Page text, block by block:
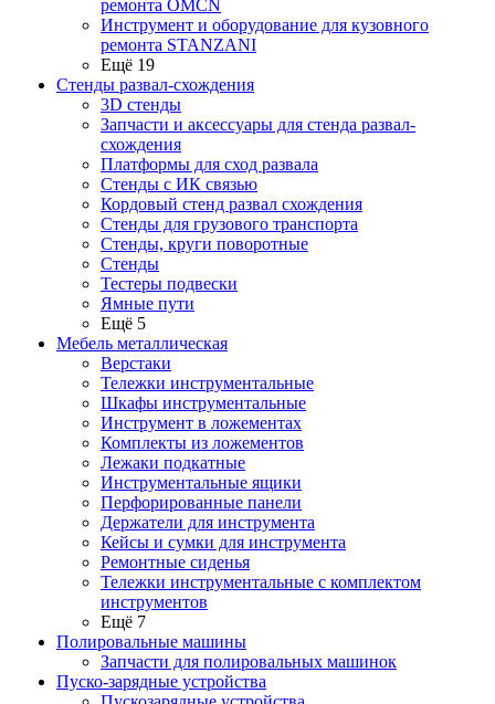
ремонта OMCN
Инструмент и оборудование для кузовного
ремонта STANZANI
Ещё 19
Стенды развал-схождения
3D стенды
Запчасти и аксессуары для стенда развал-
схождения
Платформы для сход развала
Стенды с ИК связью
Кордовый стенд развал схождения
Стенды для грузового транспорта
Стенды, круги поворотные
Стенды
Тестеры подвески
Ямные пути
Ещё 5
Мебель металлическая
Верстаки
Тележки инструментальные
Шкафы инструментальные
Инструмент в ложементах
Комплекты из ложементов
Лежаки подкатные
Инструментальные ящики
Перфорированные панели
Держатели для инструмента
Кейсы и сумки для инструмента
Ремонтные сиденья
Тележки инструментальные с комплектом
инструментов
Ещё 7
Полировальные машины
Запчасти для полировальных машинок
Пуско-зарядные устройства